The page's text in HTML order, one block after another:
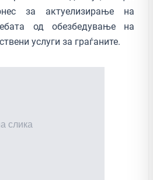
за актуелизирање на
од обезбедување на
услуги за граѓаните.